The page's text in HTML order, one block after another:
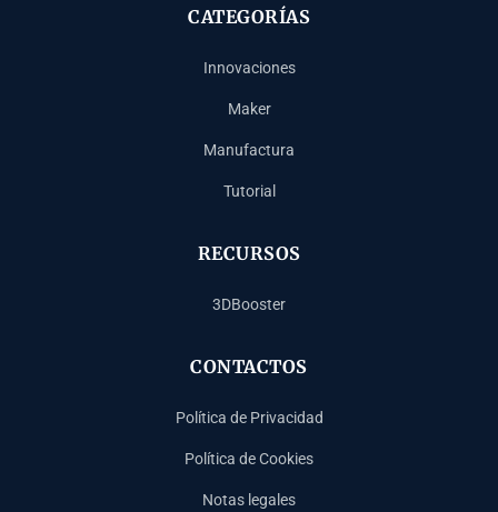
CATEGORÍAS
Innovaciones
Maker
Manufactura
Tutorial
RECURSOS
3DBooster
CONTACTOS
Política de Privacidad
Política de Cookies
Notas legales